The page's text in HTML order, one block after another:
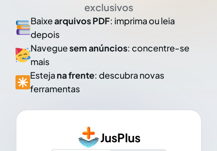
exclusivos
Baixearquivos PDF: imprima ou leia
depois
Naveguesem anúncios: concentre-se
mais
Esteja na frente: descubra novas
ferramentas
JusPlus